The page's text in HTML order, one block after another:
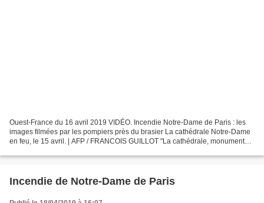
Ouest-France du 16 avril 2019 VIDÉO. Incendie Notre-Dame de Paris : les
images filmées par les pompiers près du brasier La cathédrale Notre-Dame
en feu, le 15 avril. | AFP / FRANCOIS GUILLOT "La cathédrale, monument
Incendie de Notre-Dame de Paris